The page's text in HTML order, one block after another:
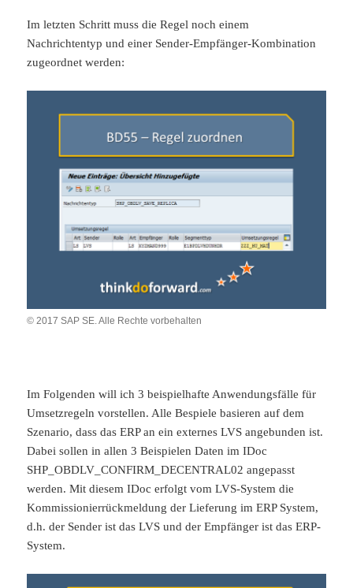
Im letzten Schritt muss die Regel noch einem
Nachrichtentyp und einer Sender-Empfänger-Kombination
zugeordnet werden:
© 2017 SAP SE. Alle Rechte vorbehalten
Im Folgenden will ich 3 beispielhafte Anwendungsfälle für
Umsetzregeln vorstellen. Alle Bespiele basieren auf dem
Szenario, dass das ERP an ein externes LVS angebunden ist.
Dabei sollen in allen 3 Beispielen Daten im IDoc
SHP_OBDLV_CONFIRM_DECENTRAL02 angepasst
werden. Mit diesem IDoc erfolgt vom LVS-System die
Kommissionierrückmeldung der Lieferung im ERP System,
d.h. der Sender ist das LVS und der Empfänger ist das ERP-
System.